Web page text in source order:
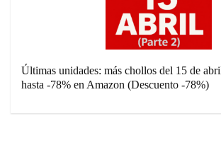
Últimas unidades: más chollos del 15 de
hasta -78% en Amazon (Descuento -78%)